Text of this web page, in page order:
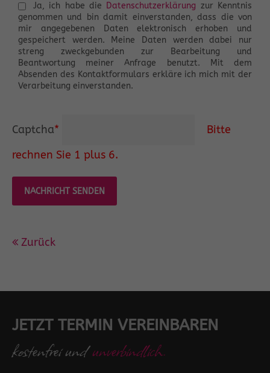
Ja, ich habe die Datenschutzerklärung zur Kenntnis
genommen und bin damit einverstanden, dass die von
mir angegebenen Daten elektronisch erhoben und
gespeichert werden. Meine Daten werden dabei nur
streng zweckgebunden zur Bearbeitung und
Beantwortung meiner Anfrage benutzt. Mit dem
Absenden des Kontaktformulars erkläre ich mich mit der
Verarbeitung einverstanden.
Captcha*
Bitte
rechnen Sie 1 plus 6.
NACHRICHT SENDEN
Zurück
JETZT TERMIN VEREINBAREN
kostenfrei undunverbindlich.